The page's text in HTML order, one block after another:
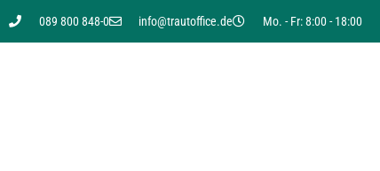
089 800 848-0 info@trautoffice.de Mo. - Fr: 8:00 - 18:00
Sie suchen nach